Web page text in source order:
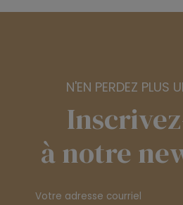
N'EN PERDEZ PLUS
à notre